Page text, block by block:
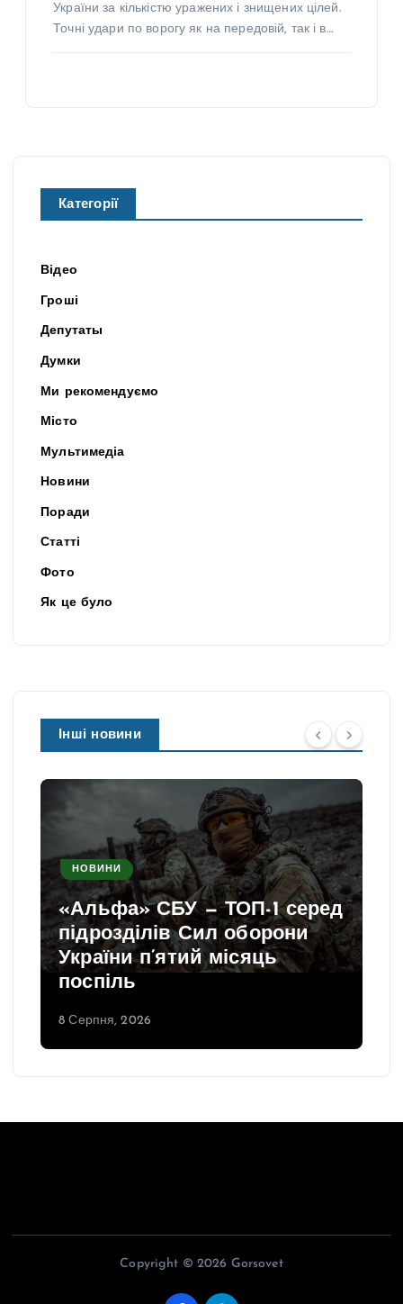
України за кількістю уражених і знищених цілей.
Точні удари по ворогу як на передовій, так і в…
Категорії
Відео
Гроші
Депутаты
Думки
Ми рекомендуємо
Місто
Мультимедіа
Новини
Поради
Статті
Фото
Як це було
Інші новини
НОВИНИ
«Альфа» СБУ — ТОП-1 серед
підрозділів Сил оборони
України п’ятий місяць
поспіль
8 Серпня, 2026
Copyright © 2026 Gorsovet